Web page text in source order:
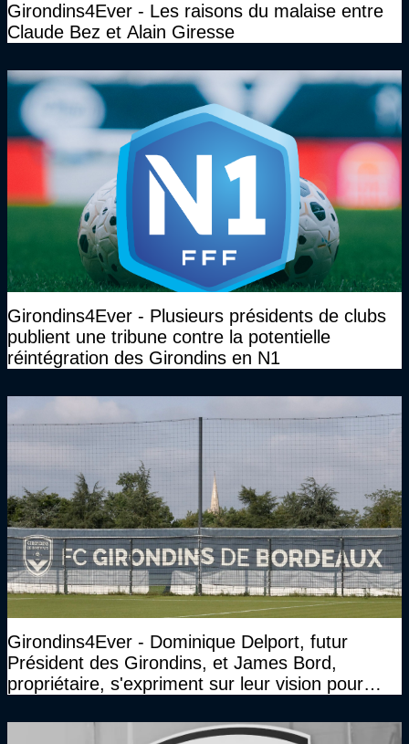
Girondins4Ever - Les raisons du malaise entre
Claude Bez et Alain Giresse
Girondins4Ever - Plusieurs présidents de clubs
publient une tribune contre la potentielle
réintégration des Girondins en N1
Girondins4Ever - Dominique Delport, futur
Président des Girondins, et James Bord,
propriétaire, s'expriment sur leur vision pour